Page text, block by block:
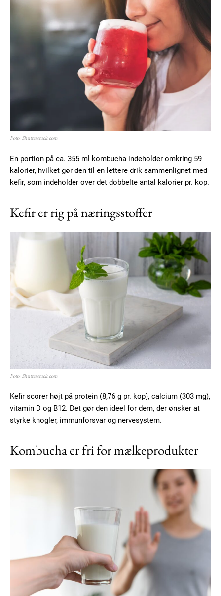
Subscription Plans
Foto: Shutterstock.com
En portion på ca. 355 ml kombucha indeholder omkring 59
kalorier, hvilket gør den til en lettere drik sammenlignet med
kefir, som indeholder over det dobbelte antal kalorier pr. kop.
Kefir er rig på næringsstoffer
Foto: Shutterstock.com
Kefir scorer højt på protein (8,76 g pr. kop), calcium (303 mg),
vitamin D og B12. Det gør den ideel for dem, der ønsker at
styrke knogler, immunforsvar og nervesystem.
Kombucha er fri for mælkeprodukter